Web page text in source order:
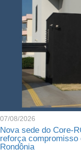
07/08/2026
Nova sede do Core-
reforça
Rondônia